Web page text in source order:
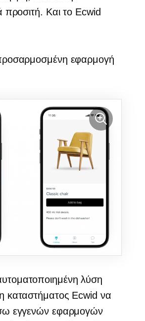
προσιτή. Και το Ecwid
εφαρμογή
λύση
καταστήματος Ecwid να
εγγενών εφαρμογών